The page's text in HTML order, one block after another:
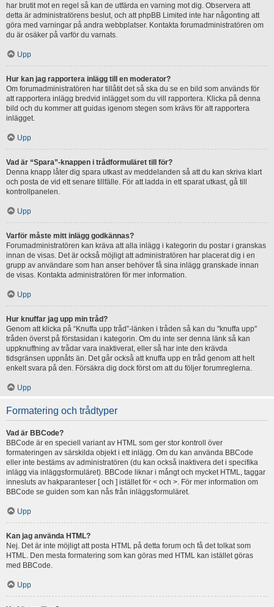
har brutit mot en regel så kan de utfärda en varning mot dig. Observera att
detta är administratörens beslut, och att phpBB Limited inte har någonting att
göra med varningar på andra webbplatser. Kontakta forumadministratören om
du är osäker på varför du varnats.
Upp
Hur kan jag rapportera inlägg till en moderator?
Om forumadministratören har tillåtit det så ska du se en bild som används för
att rapportera inlägg bredvid inlägget som du vill rapportera. Klicka på denna
bild och du kommer att guidas igenom stegen som krävs för att rapportera
inlägget.
Upp
Vad är “Spara”-knappen i trådformuläret till för?
Denna knapp låter dig spara utkast av meddelanden så att du kan skriva klart
och posta de vid ett senare tillfälle. För att ladda in ett sparat utkast, gå till
kontrollpanelen.
Upp
Varför måste mitt inlägg godkännas?
Forumadministratören kan kräva att alla inlägg i kategorin du postar i granskas
innan de visas. Det är också möjligt att administratören har placerat dig i en
grupp av användare som han anser behöver få sina inlägg granskade innan
de visas. Kontakta administratören för mer information.
Upp
Hur knuffar jag upp min tråd?
Genom att klicka på “Knuffa upp tråd”-länken i tråden så kan du "knuffa upp"
tråden överst på förstasidan i kategorin. Om du inte ser denna länk så kan
uppknuffning av trådar vara inaktiverat, eller så har inte den krävda
tidsgränsen uppnåts än. Det går också att knuffa upp en tråd genom att helt
enkelt svara på den. Försäkra dig dock först om att du följer forumreglerna.
Upp
Formatering och trådtyper
Vad är BBCode?
BBCode är en speciell variant av HTML som ger stor kontroll över
formateringen av särskilda objekt i ett inlägg. Om du kan använda BBCode
eller inte bestäms av administratören (du kan också inaktivera det i specifika
inlägg via inläggsformuläret). BBCode liknar i mångt och mycket HTML, taggar
innesluts av hakparanteser [ och ] istället för < och >. För mer information om
BBCode se guiden som kan nås från inläggsformuläret.
Upp
Kan jag använda HTML?
Nej. Det är inte möjligt att posta HTML på detta forum och få det tolkat som
HTML. Den mesta formatering som kan göras med HTML kan istället göras
med BBCode.
Upp